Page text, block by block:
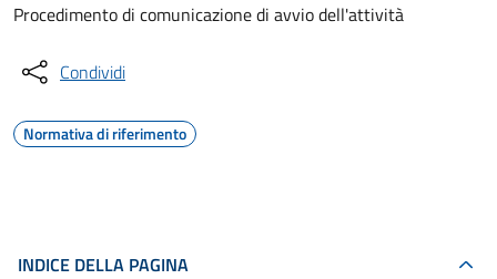
Procedimento di comunicazione di avvio dell'attività
Condividi
Normativa di riferimento
INDICE DELLA PAGINA